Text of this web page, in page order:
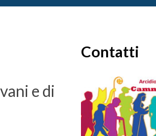
e di
Contatti